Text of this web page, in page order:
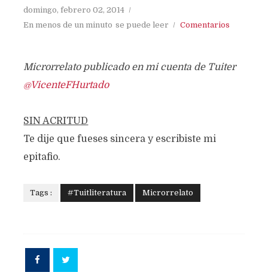
domingo, febrero 02, 2014
En menos de un minuto se puede leer Comentarios
Microrrelato publicado en mi cuenta de Tuiter
@VicenteFHurtado
SIN ACRITUD
Te dije que fueses sincera y escribiste mi
epitafio.
Tags : #Tuitliteratura Microrrelato